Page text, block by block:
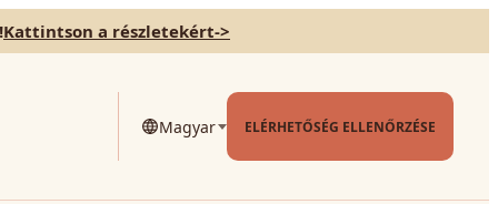
Kattintson a részletekért->
Magyar ELÉRHETŐSÉG ELLENŐRZÉSE